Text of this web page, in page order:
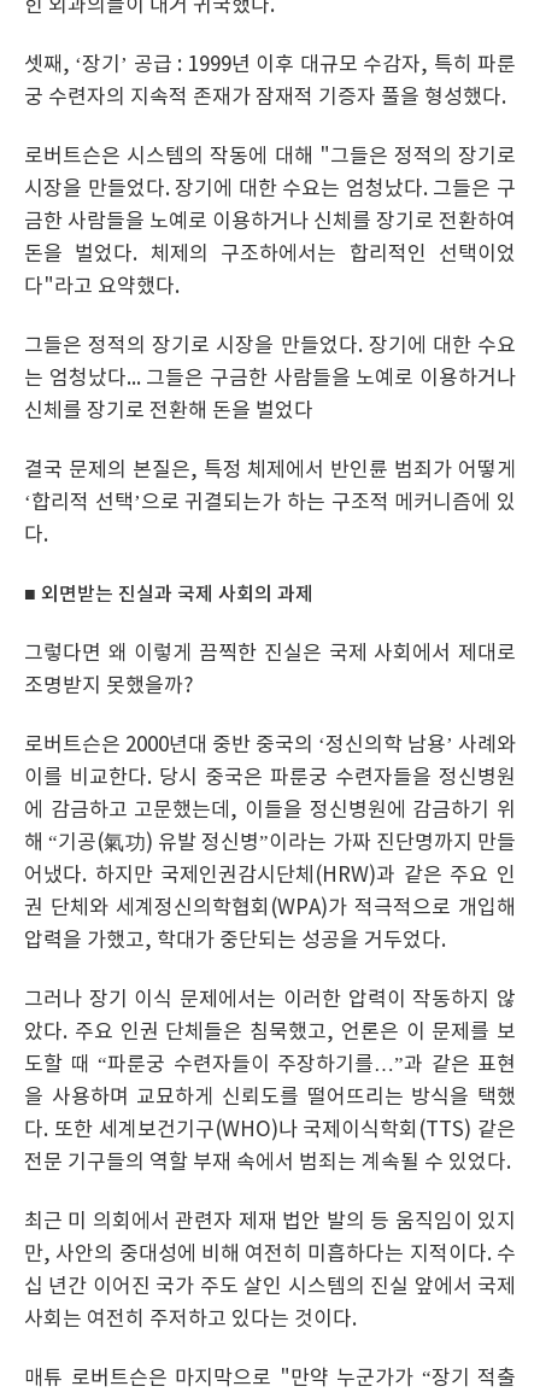
힌 외과의들이 대거 귀국했다.
셋째, ‘장기’ 공급 : 1999년 이후 대규모 수감자, 특히 파룬
궁 수련자의 지속적 존재가 잠재적 기증자 풀을 형성했다.
로버트슨은 시스템의 작동에 대해 "그들은 정적의 장기로
시장을 만들었다. 장기에 대한 수요는 엄청났다. 그들은 구
금한 사람들을 노예로 이용하거나 신체를 장기로 전환하여
돈을 벌었다. 체제의 구조하에서는 합리적인 선택이었
다"라고 요약했다.
그들은 정적의 장기로 시장을 만들었다. 장기에 대한 수요
는 엄청났다... 그들은 구금한 사람들을 노예로 이용하거나
신체를 장기로 전환해 돈을 벌었다
결국 문제의 본질은, 특정 체제에서 반인륜 범죄가 어떻게
‘합리적 선택’으로 귀결되는가 하는 구조적 메커니즘에 있
다.
■ 외면받는 진실과 국제 사회의 과제
그렇다면 왜 이렇게 끔찍한 진실은 국제 사회에서 제대로
조명받지 못했을까?
로버트슨은 2000년대 중반 중국의 ‘정신의학 남용’ 사례와
이를 비교한다. 당시 중국은 파룬궁 수련자들을 정신병원
에 감금하고 고문했는데, 이들을 정신병원에 감금하기 위
해 “기공(氣功) 유발 정신병”이라는 가짜 진단명까지 만들
어냈다. 하지만 국제인권감시단체(HRW)과 같은 주요 인
권 단체와 세계정신의학협회(WPA)가 적극적으로 개입해
압력을 가했고, 학대가 중단되는 성공을 거두었다.
그러나 장기 이식 문제에서는 이러한 압력이 작동하지 않
았다. 주요 인권 단체들은 침묵했고, 언론은 이 문제를 보
도할 때 “파룬궁 수련자들이 주장하기를…”과 같은 표현
을 사용하며 교묘하게 신뢰도를 떨어뜨리는 방식을 택했
다. 또한 세계보건기구(WHO)나 국제이식학회(TTS) 같은
전문 기구들의 역할 부재 속에서 범죄는 계속될 수 있었다.
최근 미 의회에서 관련자 제재 법안 발의 등 움직임이 있지
만, 사안의 중대성에 비해 여전히 미흡하다는 지적이다. 수
십 년간 이어진 국가 주도 살인 시스템의 진실 앞에서 국제
사회는 여전히 주저하고 있다는 것이다.
매튜 로버트슨은 마지막으로 "만약 누군가가 “장기 적출